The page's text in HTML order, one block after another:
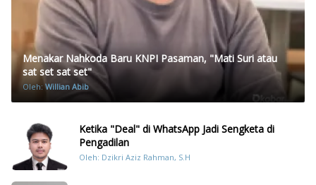
Menakar Nahkoda Baru KNPI Pasaman, "Mati Suri atau
sat set sat set"
Oleh:Willian Abib
Ketika "Deal" di WhatsApp Jadi Sengketa di
Pengadilan
Oleh: Dzikri Aziz Rahman, S.H